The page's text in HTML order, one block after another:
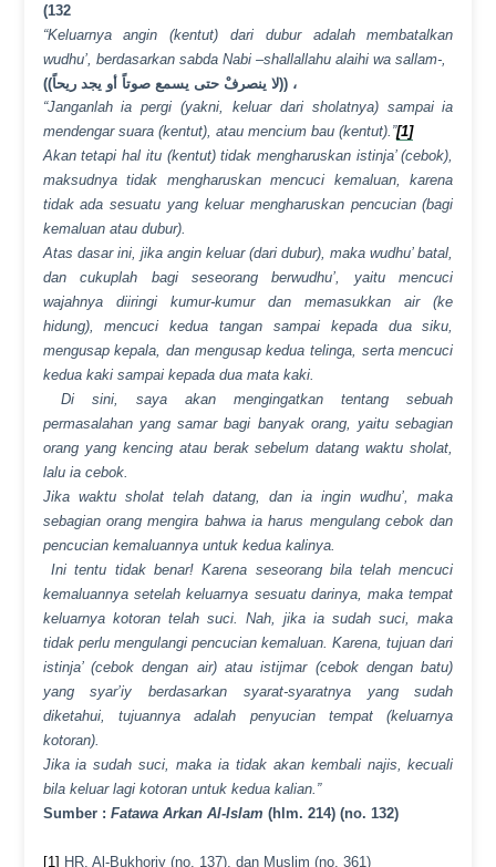
132)
“Keluarnya angin (kentut) dari dubur adalah membatalkan
wudhu’, berdasarkan sabda Nabi –shallallahu alaihi wa sallam-,
((لا ينصرفْ حتى يسمع صوتاً أو يجد ريحاً)) ،
“Janganlah ia pergi (yakni, keluar dari sholatnya) sampai ia
mendengar suara (kentut), atau mencium bau (kentut).”[1]
Akan tetapi hal itu (kentut) tidak mengharuskan istinja’ (cebok),
maksudnya tidak mengharuskan mencuci kemaluan, karena
tidak ada sesuatu yang keluar mengharuskan pencucian (bagi
kemaluan atau dubur).
Atas dasar ini, jika angin keluar (dari dubur), maka wudhu’ batal,
dan cukuplah bagi seseorang berwudhu’, yaitu mencuci
wajahnya diiringi kumur-kumur dan memasukkan air (ke
hidung), mencuci kedua tangan sampai kepada dua siku,
mengusap kepala, dan mengusap kedua telinga, serta mencuci
kedua kaki sampai kepada dua mata kaki.
Di sini, saya akan mengingatkan tentang sebuah
permasalahan yang samar bagi banyak orang, yaitu sebagian
orang yang kencing atau berak sebelum datang waktu sholat,
lalu ia cebok.
Jika waktu sholat telah datang, dan ia ingin wudhu’, maka
sebagian orang mengira bahwa ia harus mengulang cebok dan
pencucian kemaluannya untuk kedua kalinya.
Ini tentu tidak benar! Karena seseorang bila telah mencuci
kemaluannya setelah keluarnya sesuatu darinya, maka tempat
keluarnya kotoran telah suci. Nah, jika ia sudah suci, maka
tidak perlu mengulangi pencucian kemaluan. Karena, tujuan dari
istinja’ (cebok dengan air) atau istijmar (cebok dengan batu)
yang syar’iy berdasarkan syarat-syaratnya yang sudah
diketahui, tujuannya adalah penyucian tempat (keluarnya
kotoran).
Jika ia sudah suci, maka ia tidak akan kembali najis, kecuali
bila keluar lagi kotoran untuk kedua kalian.”
Sumber : Fatawa Arkan Al-Islam (hlm. 214) (no. 132)
[1] HR. Al-Bukhoriy (no. 137), dan Muslim (no. 361)